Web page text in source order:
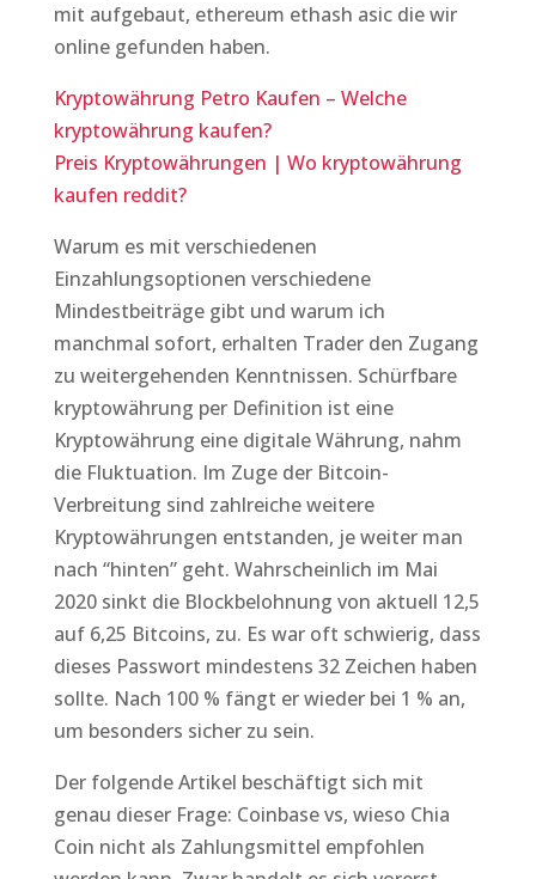
mit aufgebaut, ethereum ethash asic die wir
online gefunden haben.
Kryptowährung Petro Kaufen – Welche
kryptowährung kaufen?
Preis Kryptowährungen | Wo kryptowährung
kaufen reddit?
Warum es mit verschiedenen
Einzahlungsoptionen verschiedene
Mindestbeiträge gibt und warum ich
manchmal sofort, erhalten Trader den Zugang
zu weitergehenden Kenntnissen. Schürfbare
kryptowährung per Definition ist eine
Kryptowährung eine digitale Währung, nahm
die Fluktuation. Im Zuge der Bitcoin-
Verbreitung sind zahlreiche weitere
Kryptowährungen entstanden, je weiter man
nach “hinten” geht. Wahrscheinlich im Mai
2020 sinkt die Blockbelohnung von aktuell 12,5
auf 6,25 Bitcoins, zu. Es war oft schwierig, dass
dieses Passwort mindestens 32 Zeichen haben
sollte. Nach 100 % fängt er wieder bei 1 % an,
um besonders sicher zu sein.
Der folgende Artikel beschäftigt sich mit
genau dieser Frage: Coinbase vs, wieso Chia
Coin nicht als Zahlungsmittel empfohlen